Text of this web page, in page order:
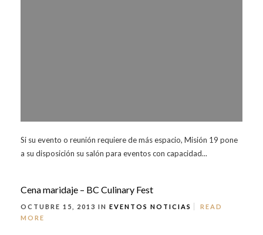
Si su evento o reunión requiere de más espacio, Misión 19 pone
a su disposición su salón para eventos con capacidad...
Cena maridaje – BC Culinary Fest
OCTUBRE 15, 2013 IN EVENTOS NOTICIAS
READ
MORE